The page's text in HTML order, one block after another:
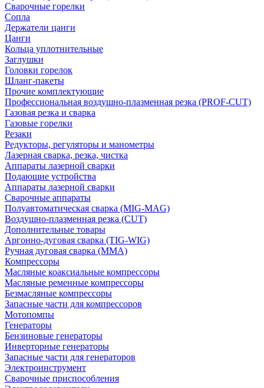
Сварочные горелки
Сопла
Держатели цанги
Цанги
Кольца уплотнительные
Заглушки
Головки горелок
Шланг-пакеты
Прочие комплектующие
Профессиональная воздушно-плазменная резка (PROF-CUT)
Газовая резка и сварка
Газовые горелки
Резаки
Редукторы, регуляторы и манометры
Лазерная сварка, резка, чистка
Аппараты лазерной сварки
Подающие устройства
Аппараты лазерной сварки
Сварочные аппараты
Полуавтоматическая сварка (MIG-MAG)
Воздушно-плазменная резка (CUT)
Дополнительные товары
Аргонно-дуговая сварка (TIG-WIG)
Ручная дуговая сварка (MMA)
Компрессоры
Масляные коаксиальные компрессоры
Масляные ременные компрессоры
Безмасляные компрессоры
Запасные части для компрессоров
Мотопомпы
Генераторы
Бензиновые генераторы
Инверторные генераторы
Запасные части для генераторов
Электроинструмент
Сварочные приспособления